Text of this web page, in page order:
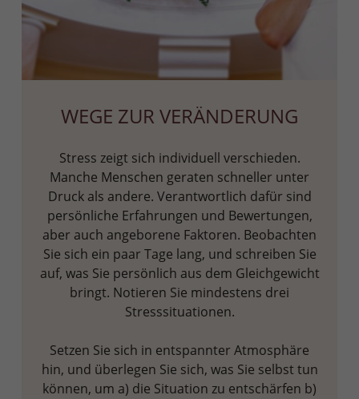
WEGE ZUR VERÄNDERUNG
Stress zeigt sich individuell verschieden.
Manche Menschen geraten schneller unter
Druck als andere. Verantwortlich dafür sind
persönliche Erfahrungen und Bewertungen,
aber auch angeborene Faktoren. Beobachten
Sie sich ein paar Tage lang, und schreiben Sie
auf, was Sie persönlich aus dem Gleichgewicht
bringt. Notieren Sie mindestens drei
Stresssituationen.
Setzen Sie sich in entspannter Atmosphäre
hin, und überlegen Sie sich, was Sie selbst tun
können, um a) die Situation zu entschärfen b)